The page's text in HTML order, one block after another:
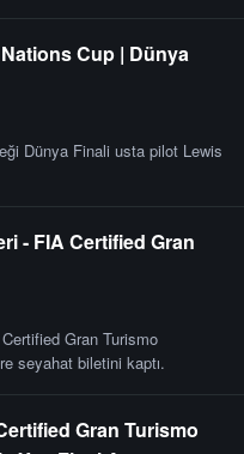
Cup | Dünya
Dünya Finali usta pilot Lewis
- FIA Certified Gran
Gran Turismo
seyahat biletini kaptı.
Gran Turismo